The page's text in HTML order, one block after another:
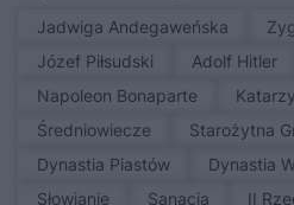
Jadwiga Andegaweńska
Józef Piłsudski
Adolf Hitler
Napoleon Bonaparte
średniowiecze
Starożytna
Dynastia Piastów
Dynastia
Słowianie
sanacja II